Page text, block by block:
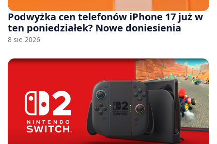
Podwyżka cen telefonów iPhone 17 już w
ten poniedziałek? Nowe doniesienia
8 sie 2026